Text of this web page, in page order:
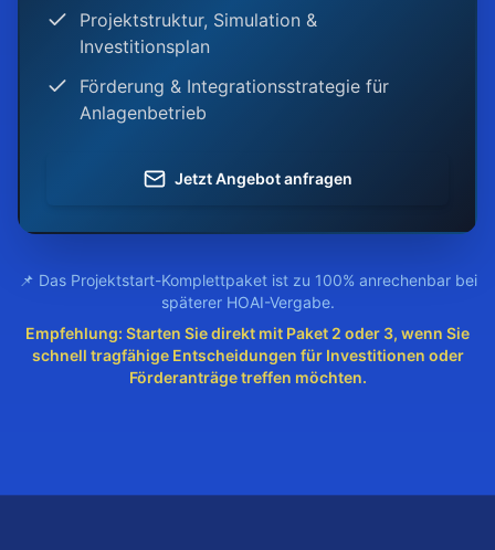
Projektstruktur, Simulation &
Investitionsplan
Förderung & Integrationsstrategie für
Anlagenbetrieb
Jetzt Angebot anfragen
📌 Das Projektstart-Komplettpaket ist zu 100% anrechenbar bei
späterer HOAI-Vergabe.
Empfehlung: Starten Sie direkt mit Paket 2 oder 3, wenn Sie
schnell tragfähige Entscheidungen für Investitionen oder
Förderanträge treffen möchten.